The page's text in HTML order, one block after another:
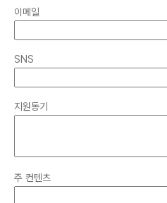
이메일
SNS
지원동기
주 컨텐츠